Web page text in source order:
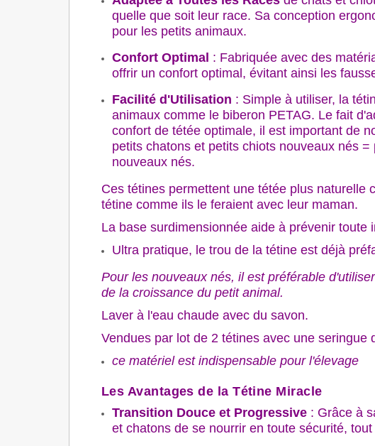
quelle que soit leur race. Sa conception
pour les petits animaux.
Confort Optimal : Fabriquée avec des
offrir un confort optimal, évitant ainsi les
Facilité d'Utilisation : Simple à utiliser, la
animaux comme le biberon PETAG. Le fait
confort de tétée optimale, il est important de
petits chatons et petits chiots nouveaux nés
nouveaux nés.
Ces tétines permettent une tétée plus naturelle
tétine comme ils le feraient avec leur maman.
La base surdimensionnée aide à prévenir toute
Ultra pratique, le trou de la tétine est déjà
Pour les nouveaux nés, il est préférable
de la croissance du petit animal.
Laver à l'eau chaude avec du savon.
Vendues par lot de 2 tétines avec une
ce matériel est indispensable pour l'élevage
Les Avantages de la Tétine Miracle
Transition Douce et Progressive : Grâce à
et chatons de se nourrir en toute sécurité,